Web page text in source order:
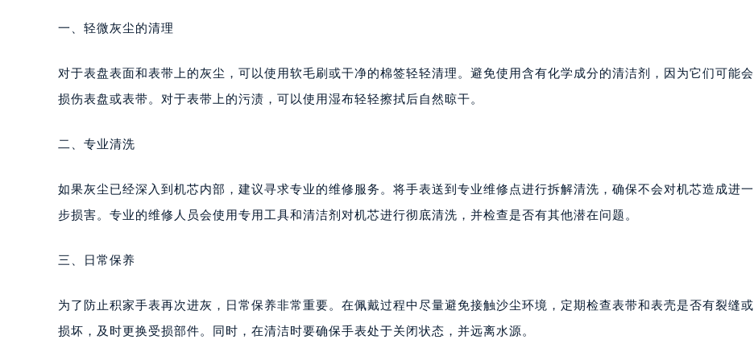
济南市历下区经十路11111号华润中心写字楼（万象城）15层1508室（需提前预约）
广州市越秀区环市东路371-375号世界贸易中心大厦南塔写字楼15层07室（需提前预约）
深圳市罗湖区深南东路5001号华润大厦写字楼17层1701室（需提前预约）
成都市锦江区人民东路6号SAC东原中心写字楼24层2406B室（需提前预约）
重庆市江北区观音桥步行街2号融恒时代广场写字楼9层902室（需提前预约）
沈阳市沈河区中街路137号亨得利名表服务中心（品牌授权店）1层整层（需提前预约）
一、轻微灰尘的清理
对于表盘表面和表带上的灰尘，可以使用软毛刷或干净的棉签轻轻清理。避免使用含有化学成分的清洁剂，因为它们可能会
损伤表盘或表带。对于表带上的污渍，可以使用湿布轻轻擦拭后自然晾干。
二、专业清洗
如果灰尘已经深入到机芯内部，建议寻求专业的维修服务。将手表送到专业维修点进行拆解清洗，确保不会对机芯造成进一
步损害。专业的维修人员会使用专用工具和清洁剂对机芯进行彻底清洗，并检查是否有其他潜在问题。
三、日常保养
为了防止积家手表再次进灰，日常保养非常重要。在佩戴过程中尽量避免接触沙尘环境，定期检查表带和表壳是否有裂缝或
损坏，及时更换受损部件。同时，在清洁时要确保手表处于关闭状态，并远离水源。